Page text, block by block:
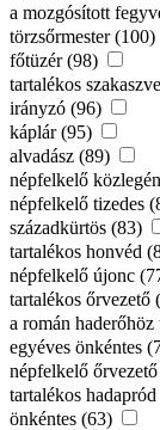
a mozgósított
törzsőrmester (100)
főtüzér (98)
tartalékos
irányzó (96)
káplár (95)
alvadász (89)
népfelkelő
népfelkelő tizedes
századkürtös (83)
tartalékos honvéd
népfelkelő újonc
tartalékos őrvezető
a román
egyéves önkéntes
népfelkelő
tartalékos
önkéntes (63)